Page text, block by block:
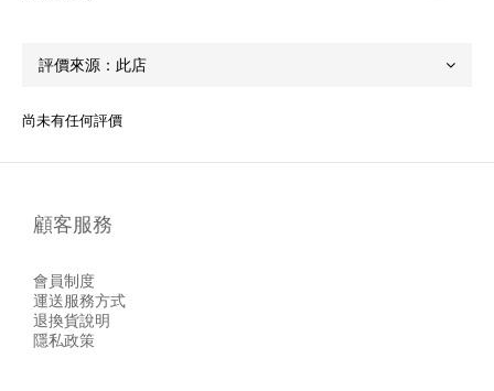
尚未有任何評價
顧客服務
會員制度
運送服務方式
退換貨說明
隱私政策